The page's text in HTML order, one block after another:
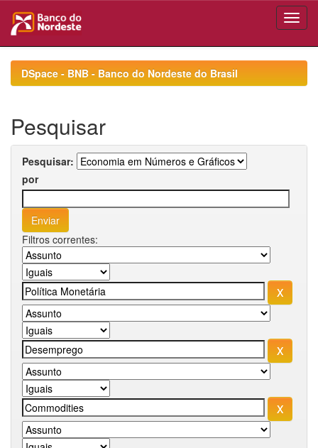
navigationDSpace - BNB - Banco do Nordeste do Brasil
Pesquisar
Pesquisar:
por
Filtros correntes: